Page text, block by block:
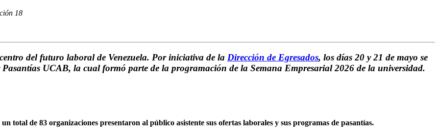
del futuro laboral de Venezuela. Por iniciativa de la Dirección de Egresados, los días 20 y 21 de mayo se
UCAB, la cual formó parte de la programación de la Semana Empresarial 2026 de la universidad.
total de 83 organizaciones presentaron al público asistente sus ofertas laborales y sus programas de pasantías.